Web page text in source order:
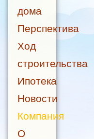
дома
Перспектива
Ход
строительства
Ипотека
Новости
Компания
О